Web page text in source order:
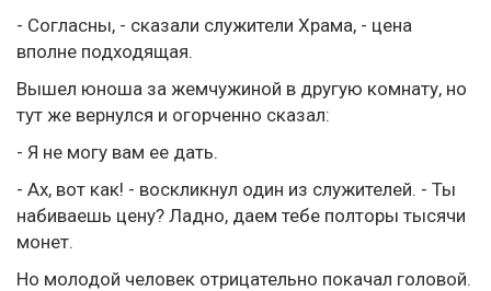
- Согласны, - сказали служители Храма, - цена
вполне подходящая.
Вышел юноша за жемчужиной в другую комнату, но
тут же вернулся и огорченно сказал:
- Я не могу вам ее дать.
- Ах, вот как! - воскликнул один из служителей. - Ты
набиваешь цену? Ладно, даем тебе полторы тысячи
монет.
Но молодой человек отрицательно покачал головой.